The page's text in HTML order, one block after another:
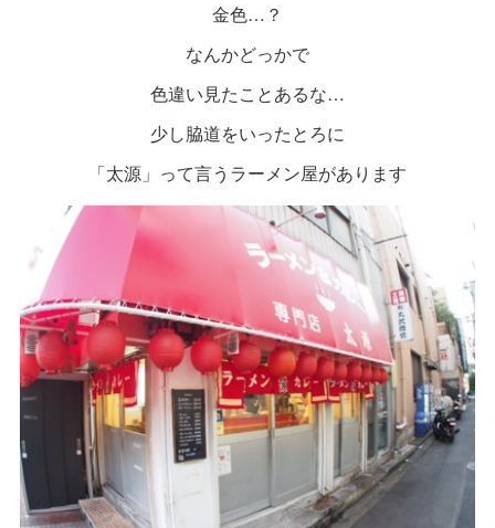
金色…？
なんかどっかで
色違い見たことあるな…
少し脇道をいったとろに
「太源」って言うラーメン屋があります